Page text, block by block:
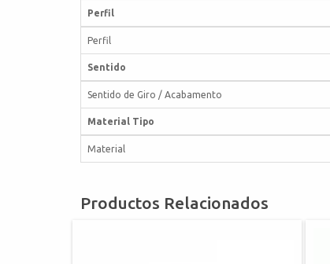
Perfil
Perfil
Sentido
Sentido de Giro / Acabamento
Material Tipo
Material
Productos Relacionados